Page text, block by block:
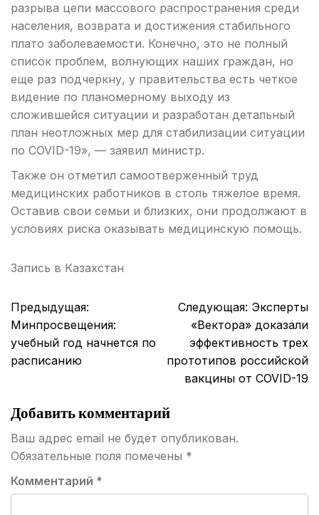
разрыва цепи массового распространения среди
населения, возврата и достижения стабильного
плато заболеваемости. Конечно, это не полный
список проблем, волнующих наших граждан, но
еще раз подчеркну, у правительства есть четкое
видение по планомерному выходу из
сложившейся ситуации и разработан детальный
план неотложных мер для стабилизации ситуации
по COVID-19», — заявил министр.
Также он отметил самоотверженный труд
медицинских работников в столь тяжелое время.
Оставив свои семьи и близких, они продолжают в
условиях риска оказывать медицинскую помощь.
Запись в Казахстан
Навигация
по
записям
Предыдущая:
Минпросвещения:
учебный год начнется по
расписанию
Следующая: Эксперты
«Вектора» доказали
эффективность трех
прототипов российской
вакцины от COVID-19
Добавить комментарий
Ваш адрес email не будет опубликован.
Обязательные поля помечены *
Комментарий *